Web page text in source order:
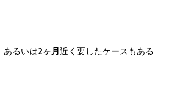
、あるいは2ヶ月近く要したケースもある